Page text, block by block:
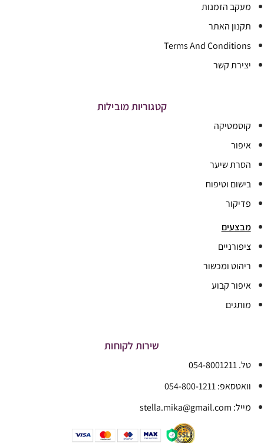
מעקב הזמנות
תקנון האתר
Terms And Conditions
יצירת קשר
קטגוריות מובילות
קוסמטיקה
איפור
הסרת שיער
בישום וטיפוח
פדיקור
מבצעים
ציפורניים
ריהוט ומכשור
איפור קבוע
מותגים
שירות לקוחות
טל. 054-8001211
וואטסאפ: 054-800-1211
מייל: stella.mika@gmail.com